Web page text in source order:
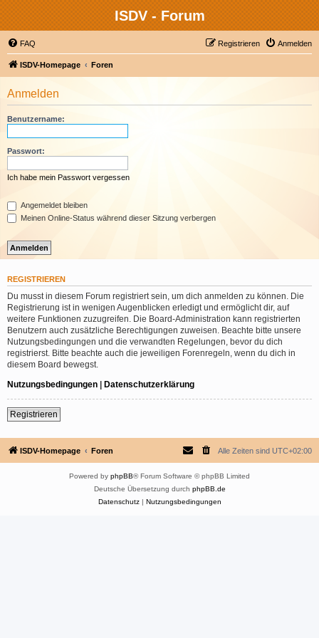
ISDV - Forum
FAQ Anmelden
Registrieren
ISDV-Homepage Foren
Anmelden
Benutzername:
Passwort:
Ich habe mein Passwort vergessen
Angemeldet bleiben
Meinen Online-Status während dieser Sitzung verbergen
REGISTRIEREN
Du musst in diesem Forum registriert sein, um dich anmelden zu können. Die
Registrierung ist in wenigen Augenblicken erledigt und ermöglicht dir, auf
weitere Funktionen zuzugreifen. Die Board-Administration kann registrierten
Benutzern auch zusätzliche Berechtigungen zuweisen. Beachte bitte unsere
Nutzungsbedingungen und die verwandten Regelungen, bevor du dich
registrierst. Bitte beachte auch die jeweiligen Forenregeln, wenn du dich in
diesem Board bewegst.
Nutzungsbedingungen | Datenschutzerklärung
Registrieren
ISDV-Homepage Foren Alle Zeiten sind UTC+02:00
Powered by phpBB® Forum Software © phpBB Limited
Deutsche Übersetzung durch phpBB.de
Datenschutz| Nutzungsbedingungen